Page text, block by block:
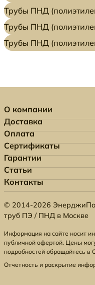
Трубы ПНД
Трубы ПНД
Трубы ПНД
О компании
Доставка
Оплата
Сертификаты
Гарантии
Статьи
Контакты
© 2014-2026
труб ПЭ / ПНД в Москве
Информация на сайте носит
публичной офертой. Цены
подробностей обращайтесь в
Отчетность и раскрытие